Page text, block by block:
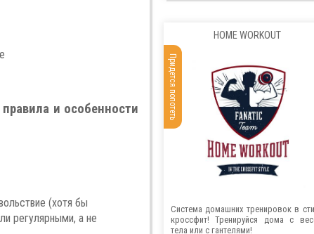
и особенности
(хотя бы
регулярными, а не
HOME WORKOUT
Придется попотеть
Система домашних тренировок в
кроссфит! Тренируйся дома с
тела или с гантелями!